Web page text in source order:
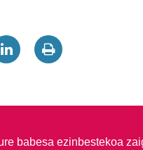
babesa ezinbestekoa